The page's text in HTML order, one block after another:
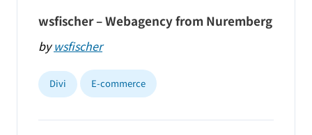
wsfischer – Webagency from Nuremberg
bywsfischer
Divi E-commerce